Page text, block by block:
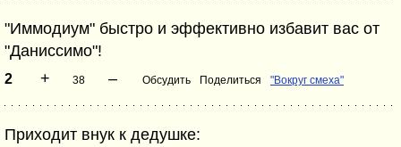
"Иммодиум" быстро и эффективно избавит вас от
"Даниссимо"!
2 + 38 – Обсудить Поделиться "Вокруг смеха"
Приходит внук к дедушке: